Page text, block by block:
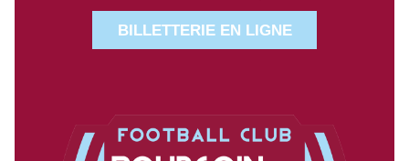
BILLETTERIE EN LIGNE